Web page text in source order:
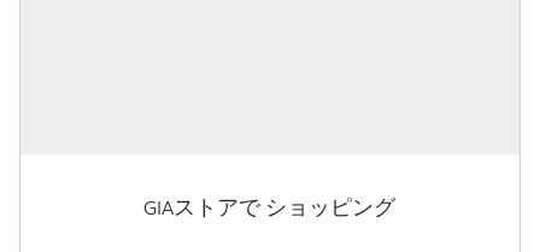
GIAストアで ショッピング